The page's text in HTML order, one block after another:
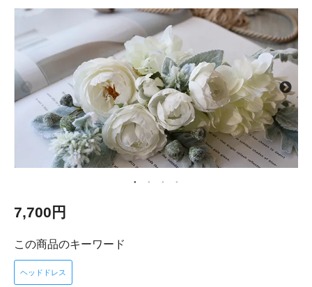
7,700円
この商品のキーワード
ヘッドドレス